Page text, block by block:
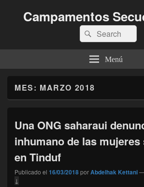
Campamentos
Buscar
por:
Buscar
Menú
MES: MARZO 2018
Una ONG saharaui
inhumano de las
en Tinduf
Publicado el 16/03/2018porAbdelhak Kettani
↓